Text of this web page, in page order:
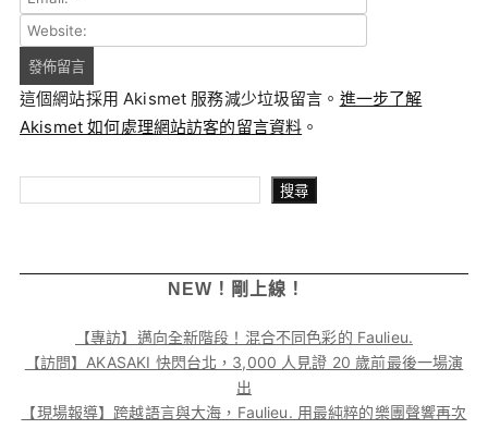
這個網站採用 Akismet 服務減少垃圾留言。 進一步了解
Akismet 如何處理網站訪客的留言資料 。
搜尋
NEW！剛上線！
【專訪】邁向全新階段！混合不同色彩的 Faulieu.
【訪問】AKASAKI 快閃台北，3,000 人見證 20 歲前最後一場演
出
【現場報導】跨越語言與大海，Faulieu. 用最純粹的樂團聲響再次